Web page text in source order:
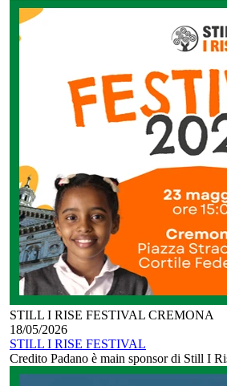
STILL I RISE FESTIVAL CREMONA
18/05/2026
STILL I RISE FESTIVAL
Credito Padano è main sponsor di Still I